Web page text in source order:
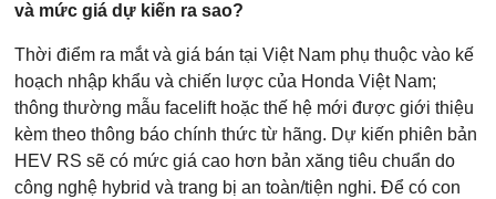
và mức giá dự kiến ra sao?
Thời điểm ra mắt và giá bán tại Việt Nam phụ thuộc vào kế
hoạch nhập khẩu và chiến lược của Honda Việt Nam;
thông thường mẫu facelift hoặc thế hệ mới được giới thiệu
kèm theo thông báo chính thức từ hãng. Dự kiến phiên bản
HEV RS sẽ có mức giá cao hơn bản xăng tiêu chuẩn do
công nghệ hybrid và trang bị an toàn/tiện nghi. Để có con